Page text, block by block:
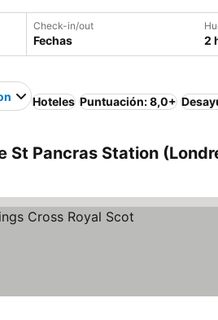
Check-in/out
Fechas 2
Hoteles Puntuación: 8,0+
Pancras Station